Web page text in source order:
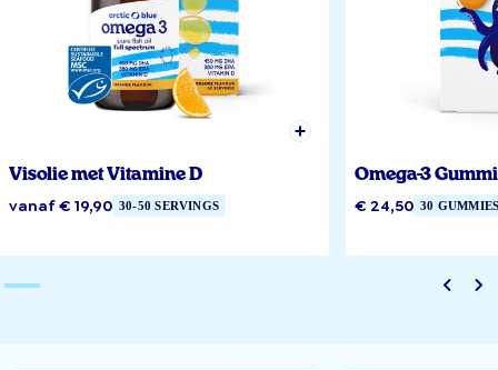
Visolie met Vitamine D
vanaf € 19,90 30-50 SERVINGS
Omega-3
€ 24,50 30